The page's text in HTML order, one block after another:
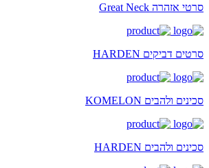
סרטי אזהרה Great Neck
סרטים דביקים HARDEN
סכינים ולהבים KOMELON
סכינים ולהבים HARDEN